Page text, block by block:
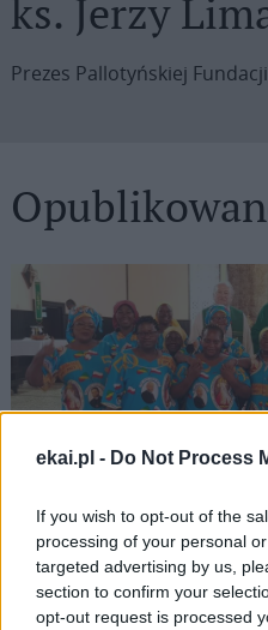
ekai.pl - Do Not Process
If you wish to opt-out of the
processing of your personal
targeted advertising by us,
section to confirm your
opt-out request is processed
ks. Jerzy
Prezes Pallotyńskiej
Misjonarze więcej